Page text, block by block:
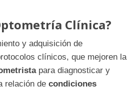
Clínica?
y adquisición de
clínicos, que mejoren la
para diagnosticar y
relación de condiciones